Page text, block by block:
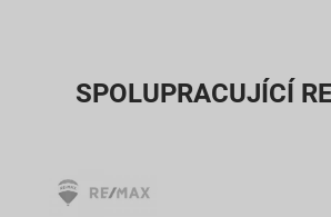
SPOLUPRACUJÍCÍ